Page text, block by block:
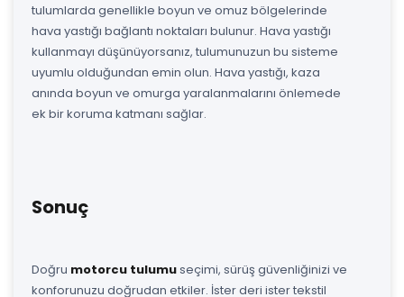
tulumlarda genellikle boyun ve omuz bölgelerinde
hava yastığı bağlantı noktaları bulunur. Hava yastığı
kullanmayı düşünüyorsanız, tulumunuzun bu sisteme
uyumlu olduğundan emin olun. Hava yastığı, kaza
anında boyun ve omurga yaralanmalarını önlemede
ek bir koruma katmanı sağlar.
Sonuç
Doğru motorcu tulumuseçimi, sürüş güvenliğinizi ve
konforunuzu doğrudan etkiler. İster deri ister tekstil